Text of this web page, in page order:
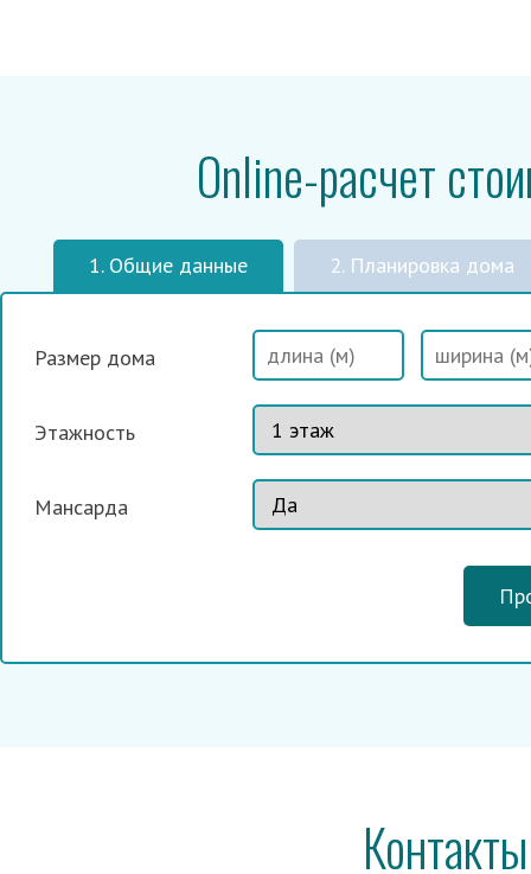
Online-расчет
1. Общие данные 2. Планировка дома
Размер дома
Этажность
Мансарда